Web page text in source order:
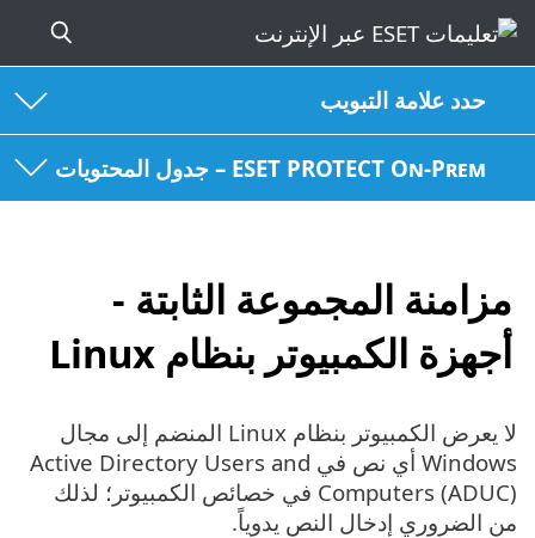
حدد علامة التبويب
ESET PROTECT On-Prem – جدول المحتويات
مزامنة المجموعة الثابتة -
أجهزة الكمبيوتر بنظام Linux
لا يعرض الكمبيوتر بنظام Linux المنضم إلى مجال
Windows أي نص في Active Directory Users and
Computers (ADUC)‎ في خصائص الكمبيوتر؛ لذلك
من الضروري إدخال النص يدوياً.